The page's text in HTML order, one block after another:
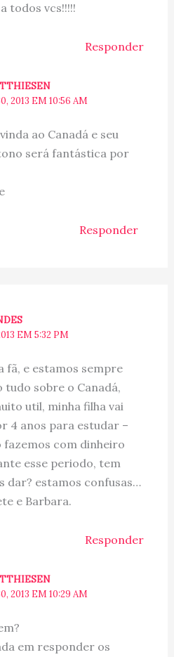
todos vcs!!!!!
Responder
2013 EM 10:56 AM
ao Canadá e seu
será fantástica por
Responder
EM 5:32 PM
fã, e estamos sempre
sobre o Canadá,
util, minha filha vai
4 anos para estudar –
com dinheiro
esse periodo, tem
dar? estamos confusas…
e Barbara.
Responder
2013 EM 10:29 AM
em responder os